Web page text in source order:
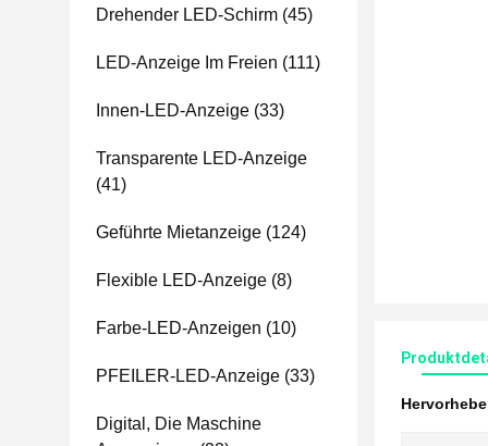
Drehender LED-Schirm (45)
LED-Anzeige Im Freien (111)
Innen-LED-Anzeige (33)
Transparente LED-Anzeige
(41)
Geführte Mietanzeige (124)
Flexible LED-Anzeige (8)
Farbe-LED-Anzeigen (10)
PFEILER-LED-Anzeige (33)
Digital, Die Maschine